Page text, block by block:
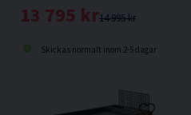
14 995 kr
13 795 kr
Skickas normalt inom 2-5 dagar